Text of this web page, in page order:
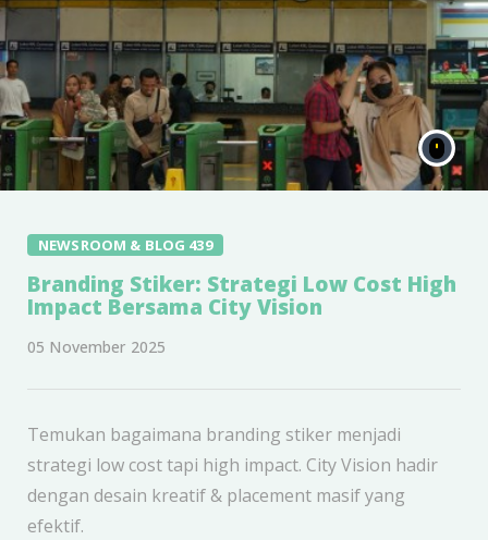
NEWSROOM & BLOG 439
Branding Stiker: Strategi Low Cost High
Impact Bersama City Vision
05 November 2025
Temukan bagaimana branding stiker menjadi
strategi low cost tapi high impact. City Vision hadir
dengan desain kreatif & placement masif yang
efektif.